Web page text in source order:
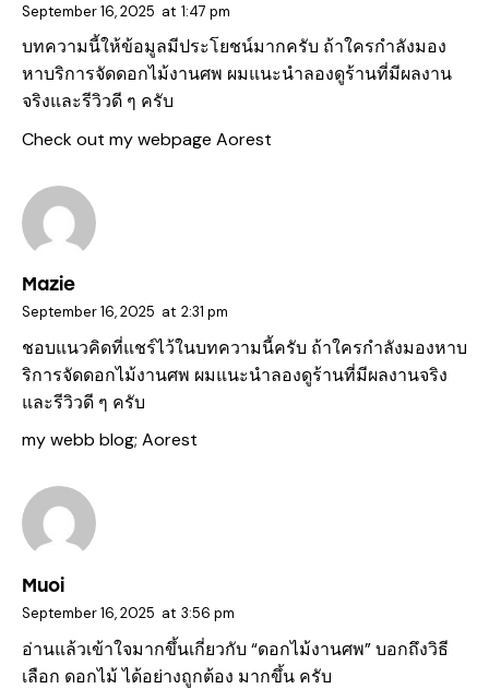
September 16, 2025 at 1:47 pm
บทความนี้ให้ข้อมูลมีประโยชน์มากครับ ถ้าใครกำลังมอง
หาบริการจัดดอกไม้งานศพ ผมแนะนำลองดูร้านที่มีผลงาน
จริงและรีวิวดี ๆ ครับ
Check out my webpage Aorest
Mazie
September 16, 2025 at 2:31 pm
ชอบแนวคิดที่แชร์ไว้ในบทความนี้ครับ ถ้าใครกำลังมองหาบ
ริการจัดดอกไม้งานศพ ผมแนะนำลองดูร้านที่มีผลงานจริง
และรีวิวดี ๆ ครับ
my webb blog; Aorest
Muoi
September 16, 2025 at 3:56 pm
อ่านแล้วเข้าใจมากขึ้นเกี่ยวกับ “ดอกไม้งานศพ” บอกถึงวิธี
เลือก ดอกไม้ ได้อย่างถูกต้อง มากขึ้น ครับ